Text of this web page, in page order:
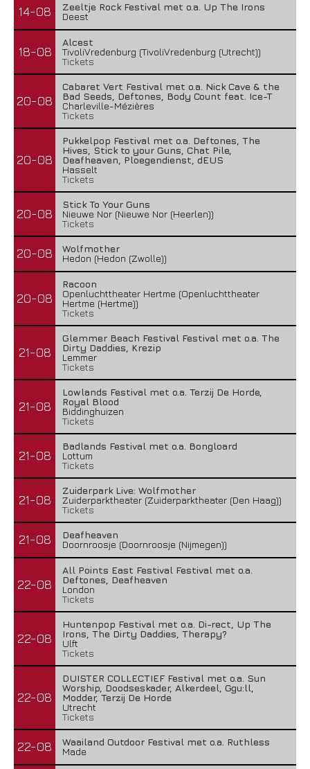
14-08
Zeeltje Rock Festival met o.a. Up The Irons
Deest
18-08
Alcest
TivoliVredenburg (TivoliVredenburg (Utrecht))
Tickets
20-08
Cabaret Vert Festival met o.a. Nick Cave & the
Bad Seeds, Deftones, Body Count feat. Ice-T
Charleville-Mézières
Tickets
20-08
Pukkelpop Festival met o.a. Deftones, The
Hives, Stick to your Guns, Chat Pile,
Deafheaven, Ploegendienst, dEUS
Hasselt
Tickets
20-08
Stick To Your Guns
Nieuwe Nor (Nieuwe Nor (Heerlen))
Tickets
20-08
Wolfmother
Hedon (Hedon (Zwolle))
20-08
Racoon
Openluchttheater Hertme (Openluchttheater
Hertme (Hertme))
Tickets
21-08
Glemmer Beach Festival Festival met o.a. The
Dirty Daddies, Krezip
Lemmer
Tickets
21-08
Lowlands Festival met o.a. Terzij De Horde,
Royal Blood
Biddinghuizen
Tickets
21-08
Badlands Festival met o.a. Bongloard
Lottum
Tickets
21-08
Zuiderpark Live: Wolfmother
Zuiderparktheater (Zuiderparktheater (Den Haag))
Tickets
21-08
Deafheaven
Doornroosje (Doornroosje (Nijmegen))
22-08
All Points East Festival Festival met o.a.
Deftones, Deafheaven
London
Tickets
22-08
Huntenpop Festival met o.a. Di-rect, Up The
Irons, The Dirty Daddies, Therapy?
Ulft
Tickets
22-08
DUISTER COLLECTIEF Festival met o.a. Sun
Worship, Doodseskader, Alkerdeel, Ggu:ll,
Modder, Terzij De Horde
Utrecht
Tickets
22-08
Waailand Outdoor Festival met o.a. Ruthless
Made